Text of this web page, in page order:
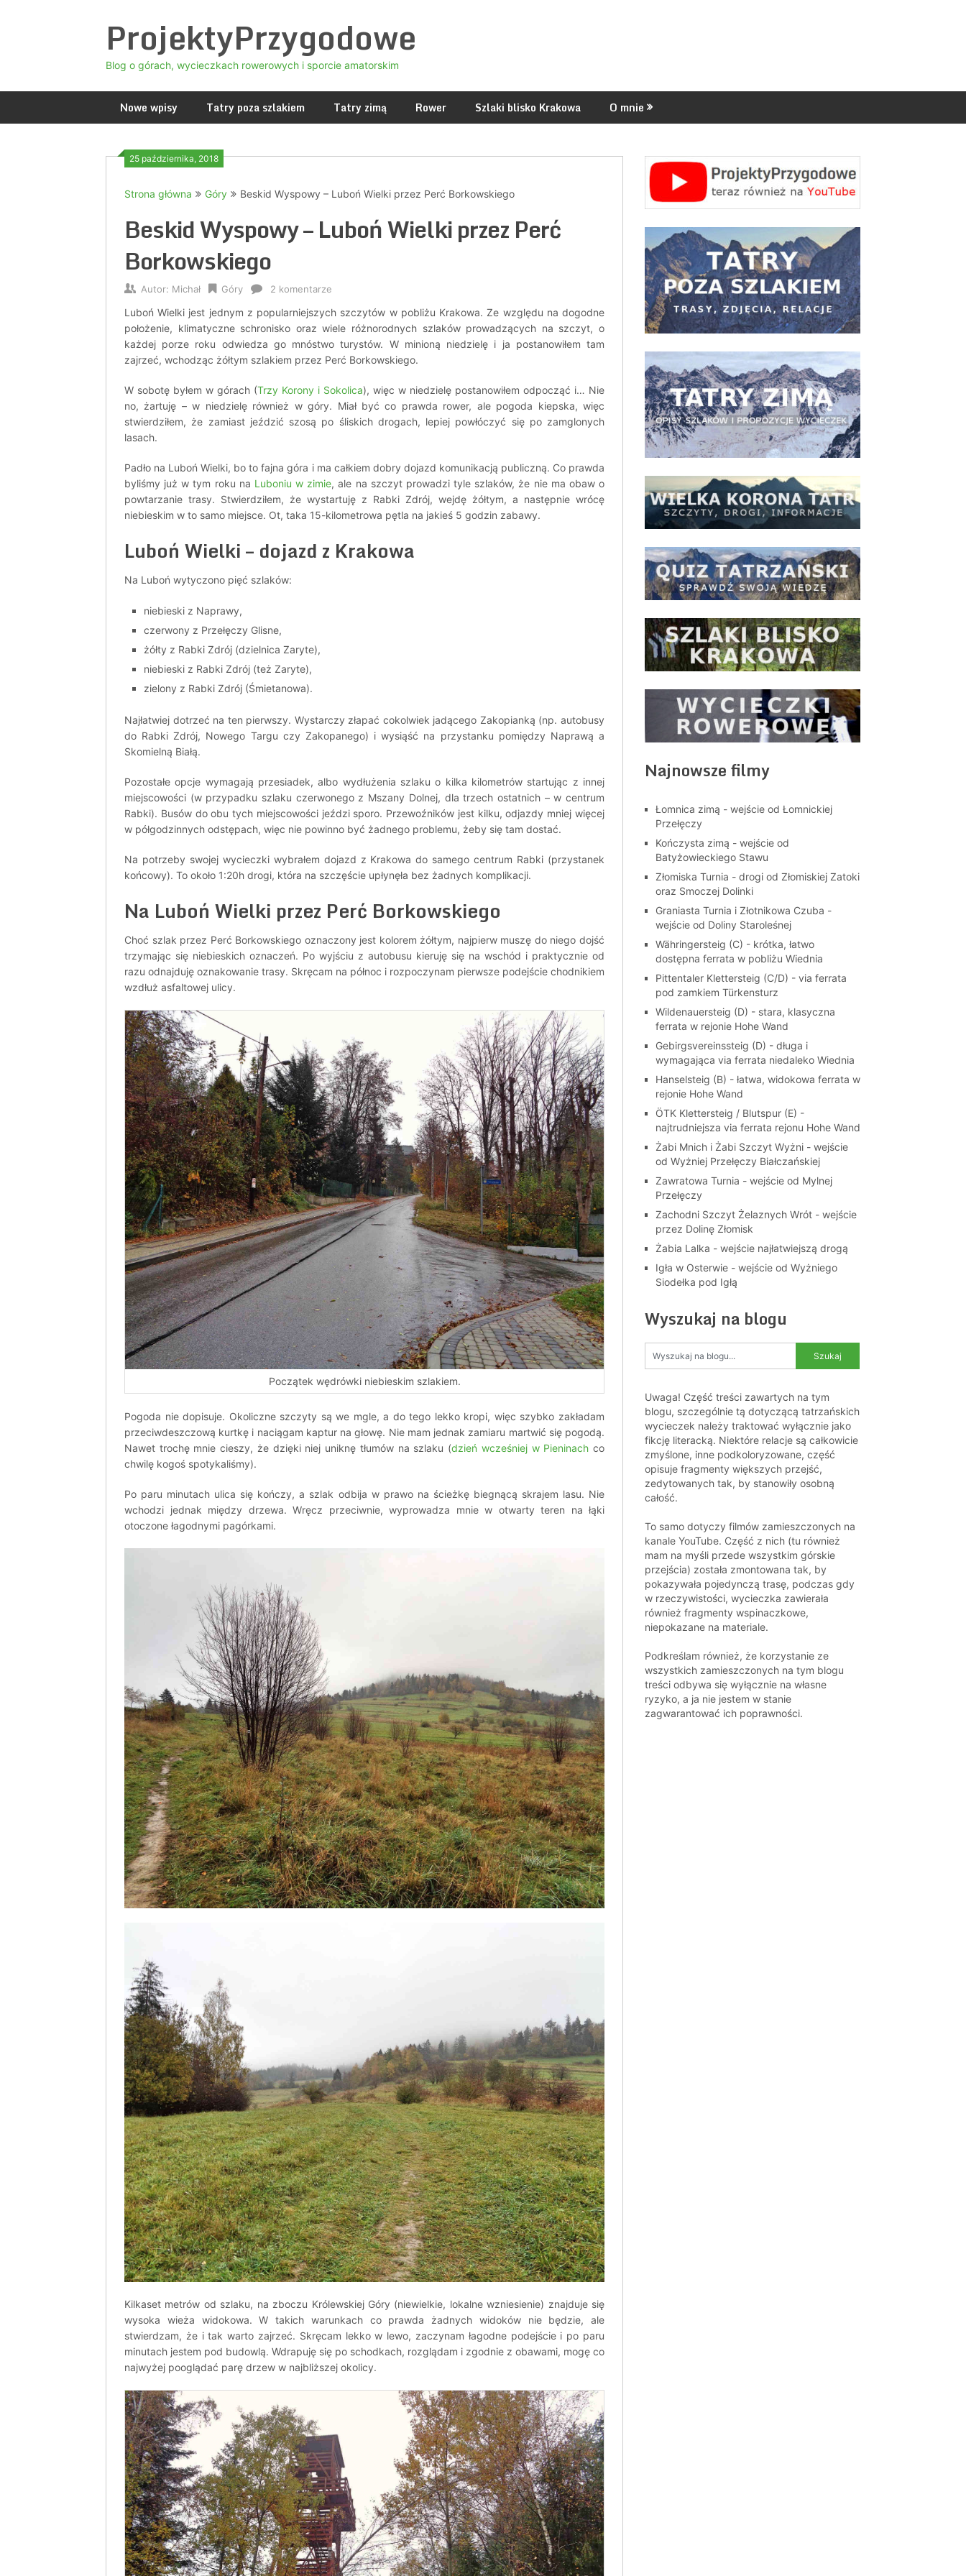
ProjektyPrzygodowe
Blog o górach, wycieczkach rowerowych i sporcie amatorskim
Nowe wpisy Tatry poza szlakiem Tatry zimą Rower Szlaki blisko Krakowa O mnie
25 października, 2018
Strona główna Góry Beskid Wyspowy – Luboń Wielki przez Perć Borkowskiego
Beskid Wyspowy – Luboń Wielki przez Perć
Borkowskiego
Autor: Michał Góry 2 komentarze
Luboń Wielki jest jednym z popularniejszych szczytów w pobliżu Krakowa. Ze względu na dogodne
położenie, klimatyczne schronisko oraz wiele różnorodnych szlaków prowadzących na szczyt, o
każdej porze roku odwiedza go mnóstwo turystów. W minioną niedzielę i ja postanowiłem tam
zajrzeć, wchodząc żółtym szlakiem przez Perć Borkowskiego.
W sobotę byłem w górach (Trzy Korony i Sokolica), więc w niedzielę postanowiłem odpocząć i… Nie
no, żartuję – w niedzielę również w góry. Miał być co prawda rower, ale pogoda kiepska, więc
stwierdziłem, że zamiast jeździć szosą po śliskich drogach, lepiej powłóczyć się po zamglonych
lasach.
Padło na Luboń Wielki, bo to fajna góra i ma całkiem dobry dojazd komunikacją publiczną. Co prawda
byliśmy już w tym roku na Luboniu w zimie, ale na szczyt prowadzi tyle szlaków, że nie ma obaw o
powtarzanie trasy. Stwierdziłem, że wystartuję z Rabki Zdrój, wejdę żółtym, a następnie wrócę
niebieskim w to samo miejsce. Ot, taka 15-kilometrowa pętla na jakieś 5 godzin zabawy.
Luboń Wielki – dojazd z Krakowa
Na Luboń wytyczono pięć szlaków:
niebieski z Naprawy,
czerwony z Przełęczy Glisne,
żółty z Rabki Zdrój (dzielnica Zaryte),
niebieski z Rabki Zdrój (też Zaryte),
zielony z Rabki Zdrój (Śmietanowa).
Najłatwiej dotrzeć na ten pierwszy. Wystarczy złapać cokolwiek jadącego Zakopianką (np. autobusy
do Rabki Zdrój, Nowego Targu czy Zakopanego) i wysiąść na przystanku pomiędzy Naprawą a
Skomielną Białą.
Pozostałe opcje wymagają przesiadek, albo wydłużenia szlaku o kilka kilometrów startując z innej
miejscowości (w przypadku szlaku czerwonego z Mszany Dolnej, dla trzech ostatnich – w centrum
Rabki). Busów do obu tych miejscowości jeździ sporo. Przewoźników jest kilku, odjazdy mniej więcej
w półgodzinnych odstępach, więc nie powinno być żadnego problemu, żeby się tam dostać.
Na potrzeby swojej wycieczki wybrałem dojazd z Krakowa do samego centrum Rabki (przystanek
końcowy). To około 1:20h drogi, która na szczęście upłynęła bez żadnych komplikacji.
Na Luboń Wielki przez Perć Borkowskiego
Choć szlak przez Perć Borkowskiego oznaczony jest kolorem żółtym, najpierw muszę do niego dojść
trzymając się niebieskich oznaczeń. Po wyjściu z autobusu kieruję się na wschód i praktycznie od
razu odnajduję oznakowanie trasy. Skręcam na północ i rozpoczynam pierwsze podejście chodnikiem
wzdłuż asfaltowej ulicy.
Początek wędrówki niebieskim szlakiem.
Pogoda nie dopisuje. Okoliczne szczyty są we mgle, a do tego lekko kropi, więc szybko zakładam
przeciwdeszczową kurtkę i naciągam kaptur na głowę. Nie mam jednak zamiaru martwić się pogodą.
Nawet trochę mnie cieszy, że dzięki niej uniknę tłumów na szlaku (dzień wcześniej w Pieninach co
chwilę kogoś spotykaliśmy).
Po paru minutach ulica się kończy, a szlak odbija w prawo na ścieżkę biegnącą skrajem lasu. Nie
wchodzi jednak między drzewa. Wręcz przeciwnie, wyprowadza mnie w otwarty teren na łąki
otoczone łagodnymi pagórkami.
Kilkaset metrów od szlaku, na zboczu Królewskiej Góry (niewielkie, lokalne wzniesienie) znajduje się
wysoka wieża widokowa. W takich warunkach co prawda żadnych widoków nie będzie, ale
stwierdzam, że i tak warto zajrzeć. Skręcam lekko w lewo, zaczynam łagodne podejście i po paru
minutach jestem pod budowlą. Wdrapuję się po schodkach, rozglądam i zgodnie z obawami, mogę co
najwyżej pooglądać parę drzew w najbliższej okolicy.
Najnowsze filmy
Łomnica zimą - wejście od Łomnickiej
Przełęczy
Kończysta zimą - wejście od
Batyżowieckiego Stawu
Złomiska Turnia - drogi od Złomiskiej Zatoki
oraz Smoczej Dolinki
Graniasta Turnia i Złotnikowa Czuba -
wejście od Doliny Staroleśnej
Währingersteig (C) - krótka, łatwo
dostępna ferrata w pobliżu Wiednia
Pittentaler Klettersteig (C/D) - via ferrata
pod zamkiem Türkensturz
Wildenauersteig (D) - stara, klasyczna
ferrata w rejonie Hohe Wand
Gebirgsvereinssteig (D) - długa i
wymagająca via ferrata niedaleko Wiednia
Hanselsteig (B) - łatwa, widokowa ferrata w
rejonie Hohe Wand
ÖTK Klettersteig / Blutspur (E) -
najtrudniejsza via ferrata rejonu Hohe Wand
Żabi Mnich i Żabi Szczyt Wyżni - wejście
od Wyżniej Przełęczy Białczańskiej
Zawratowa Turnia - wejście od Mylnej
Przełęczy
Zachodni Szczyt Żelaznych Wrót - wejście
przez Dolinę Złomisk
Żabia Lalka - wejście najłatwiejszą drogą
Igła w Osterwie - wejście od Wyżniego
Siodełka pod Igłą
Wyszukaj na blogu
Uwaga! Część treści zawartych na tym
blogu, szczególnie tą dotyczącą tatrzańskich
wycieczek należy traktować wyłącznie jako
fikcję literacką. Niektóre relacje są całkowicie
zmyślone, inne podkoloryzowane, część
opisuje fragmenty większych przejść,
zedytowanych tak, by stanowiły osobną
całość.
To samo dotyczy filmów zamieszczonych na
kanale YouTube. Część z nich (tu również
mam na myśli przede wszystkim górskie
przejścia) została zmontowana tak, by
pokazywała pojedynczą trasę, podczas gdy
w rzeczywistości, wycieczka zawierała
również fragmenty wspinaczkowe,
niepokazane na materiale.
Podkreślam również, że korzystanie ze
wszystkich zamieszczonych na tym blogu
treści odbywa się wyłącznie na własne
ryzyko, a ja nie jestem w stanie
zagwarantować ich poprawności.